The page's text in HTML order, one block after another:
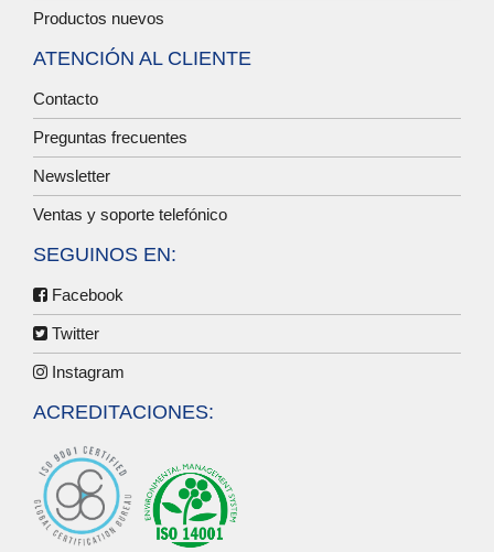
Productos nuevos
ATENCIÓN AL CLIENTE
Contacto
Preguntas frecuentes
Newsletter
Ventas y soporte telefónico
SEGUINOS EN:
Facebook
Twitter
Instagram
ACREDITACIONES: